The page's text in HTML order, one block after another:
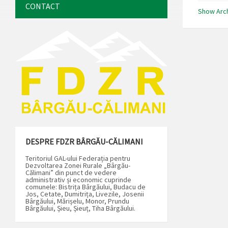
Show
CONTACT
DESPRE FDZR BÂRGĂU-CĂLIMANI
Teritoriul GAL-ului Federația pentru
Dezvoltarea Zonei Rurale „Bârgău-
Călimani” din punct de vedere
administrativ și economic cuprinde
comunele: Bistrița Bârgăului, Budacu de
Jos, Cetate, Dumitrița, Livezile, Josenii
Bârgăului, Mărișelu, Monor, Prundu
Bârgăului, Șieu, Șieuț, Tiha Bârgăului.